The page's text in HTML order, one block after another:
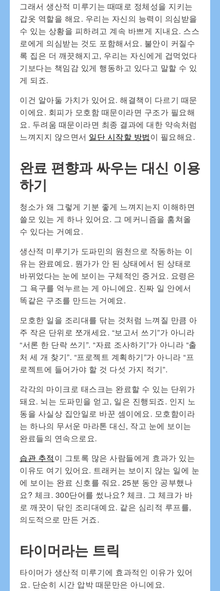
그래서 생산적 미루기는 때때로 정체성을 지키는
갑옷 역할을 해요. 우리는 자신의 능력이 의심받을
수 있는 상황을 피하려고 계속 바쁘게 지내요. 스스
로에게 의심받는 것도 포함해서요. 불안이 커질수
록 집은 더 깨끗해지고, 우리는 자신에게 겁먹었다
기보다는 책임감 있게 행동하고 있다고 말할 수 있
게 되죠.
이건 알아둘 가치가 있어요. 해결책이 다르기 때문
이에요. 회피가 모호함 때문이라면 구조가 필요해
요. 두려움 때문이라면 최종 결과에 대한 약속처럼
느껴지지 않으면서 일단 시작할 방법이 필요해요.
완료 편향과 싸우는 대신 이용
하기
청소가 왜 그렇게 기분 좋게 느껴지는지 이해하면
쓸모 있는 게 하나 있어요. 그 메커니즘을 훔쳐올
수 있다는 거예요.
생산적 미루기가 도파민의 원천으로 작동하는 이
유는 완료예요. 뭔가가 안 된 상태에서 된 상태로
바뀌었다는 눈에 보이는 구체적인 증거요. 요령은
그 욕구를 억누르는 게 아니에요. 진짜 일 안에서
똑같은 구조를 만드는 거예요.
모호한 일을 조리대를 닦는 것처럼 느껴질 만큼 아
주 작은 단위로 쪼개세요. “보고서 쓰기”가 아니라
“서론 한 단락 쓰기”. “자료 조사하기”가 아니라 “출
처 세 개 찾기”. “프로젝트 계획하기”가 아니라 “프
로젝트에 들어가야 할 것 다섯 가지 적기”.
각각의 마이크로 태스크는 완료할 수 있는 단위가
돼요. 뇌는 도파민을 얻고, 일은 진행되죠. 인지 노
동을 사실상 집안일로 바꾼 셈이에요. 모호함이라
는 하나의 무서운 마라톤 대신, 작고 눈에 보이는
완료들의 연속으로요.
습관 추적이 그토록 많은 사람들에게 효과가 있는
이유도 여기 있어요. 트래커는 보이지 않는 일에 눈
에 보이는 완료 신호를 줘요. 25분 동안 공부했나
요? 체크. 300단어를 썼나요? 체크. 그 체크가 바
로 깨끗이 닦인 조리대예요. 같은 심리적 루프를,
의도적으로 만든 거죠.
타이머라는 트릭
타이머가 생산적 미루기에 효과적인 이유가 있어
요. 단순히 시간 압박 때문만은 아니에요.